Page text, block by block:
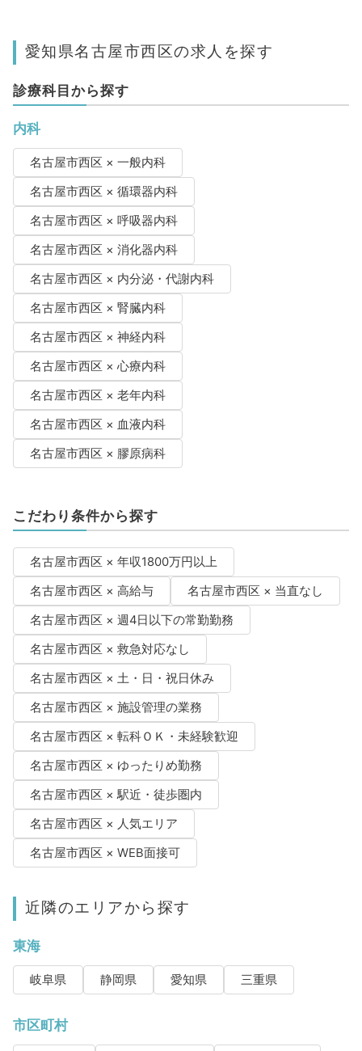
愛知県名古屋市西区の求人を探す
診療科目から探す
内科
名古屋市西区 × 一般内科
名古屋市西区 × 循環器内科
名古屋市西区 × 呼吸器内科
名古屋市西区 × 消化器内科
名古屋市西区 × 内分泌・代謝内科
名古屋市西区 × 腎臓内科
名古屋市西区 × 神経内科
名古屋市西区 × 心療内科
名古屋市西区 × 老年内科
名古屋市西区 × 血液内科
名古屋市西区 × 膠原病科
こだわり条件から探す
名古屋市西区 × 年収1800万円以上
名古屋市西区 × 高給与
名古屋市西区 × 当直なし
名古屋市西区 × 週4日以下の常勤勤務
名古屋市西区 × 救急対応なし
名古屋市西区 × 土・日・祝日休み
名古屋市西区 × 施設管理の業務
名古屋市西区 × 転科ＯＫ・未経験歓迎
名古屋市西区 × ゆったりめ勤務
名古屋市西区 × 駅近・徒歩圏内
名古屋市西区 × 人気エリア
名古屋市西区 × WEB面接可
近隣のエリアから探す
東海
岐阜県 静岡県 愛知県 三重県
市区町村